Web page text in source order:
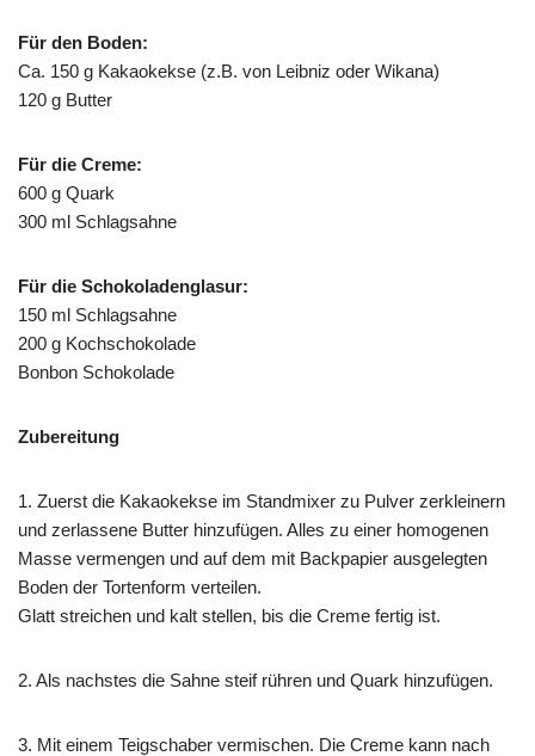
Für den Boden:
Ca. 150 g Kakaokekse (z.B. von Leibniz oder Wikana)
120 g Butter
Für die Creme:
600 g Quark
300 ml Schlagsahne
Für die Schokoladenglasur:
150 ml Schlagsahne
200 g Kochschokolade
Bonbon Schokolade
Zubereitung
1. Zuerst die Kakaokekse im Standmixer zu Pulver zerkleinern
und zerlassene Butter hinzufügen. Alles zu einer homogenen
Masse vermengen und auf dem mit Backpapier ausgelegten
Boden der Tortenform verteilen.
Glatt streichen und kalt stellen, bis die Creme fertig ist.
2. Als nachstes die Sahne steif rühren und Quark hinzufügen.
3. Mit einem Teigschaber vermischen. Die Creme kann nach